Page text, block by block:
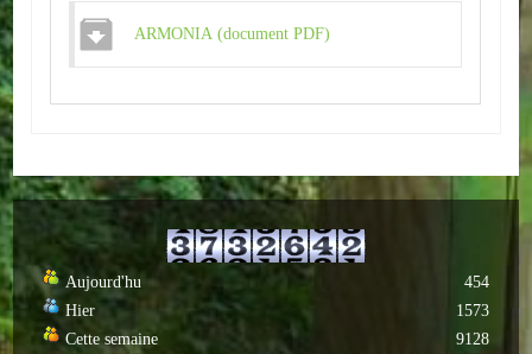
Autres
Capitale du chrysanthème
Nos entreprises
Industries
Transports
ARMONIA (document PDF)
Aujourd'hu
Hier
Cette semaine
454
1573
9128